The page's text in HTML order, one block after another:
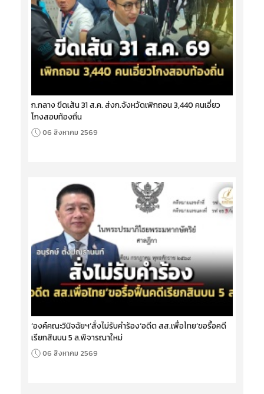
ก.กลาง ขีดเส้น 31 ส.ค. ส่งก.จังหวัดเพิกถอน 3,440 คนเอี่ยว
โกงสอบท้องถิ่น
06 สิงหาคม 2569
‘องค์คณะวินิจฉัยฯ’สั่งไม่รับคำร้อง‘อดีต สส.เพื่อไทย’ขอรื้อคดี
เรียกสินบน 5 ล.พิจารณาใหม่
06 สิงหาคม 2569